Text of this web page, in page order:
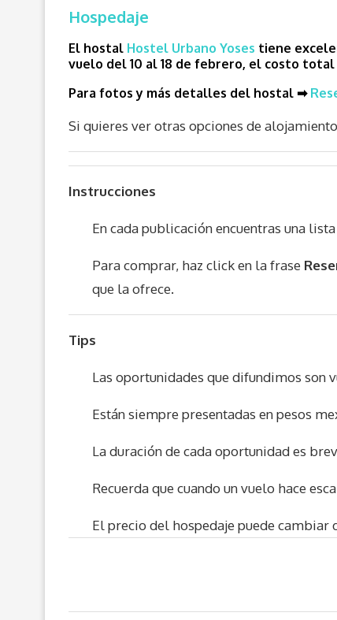
Hospedaje
El hostal Hostel Urbano Yoses tiene
vuelo del 10 al 18 de febrero, el costo total
Para fotos y más detalles del hostal ➡
Si quieres ver otras opciones de
Instrucciones
En cada publicación encuentras una
Para comprar, haz click en la frase
que la ofrece.
Tips
Las oportunidades que difundimos son
Están siempre presentadas en pesos
La duración de cada oportunidad es
Recuerda que cuando un vuelo hace
El precio del hospedaje puede